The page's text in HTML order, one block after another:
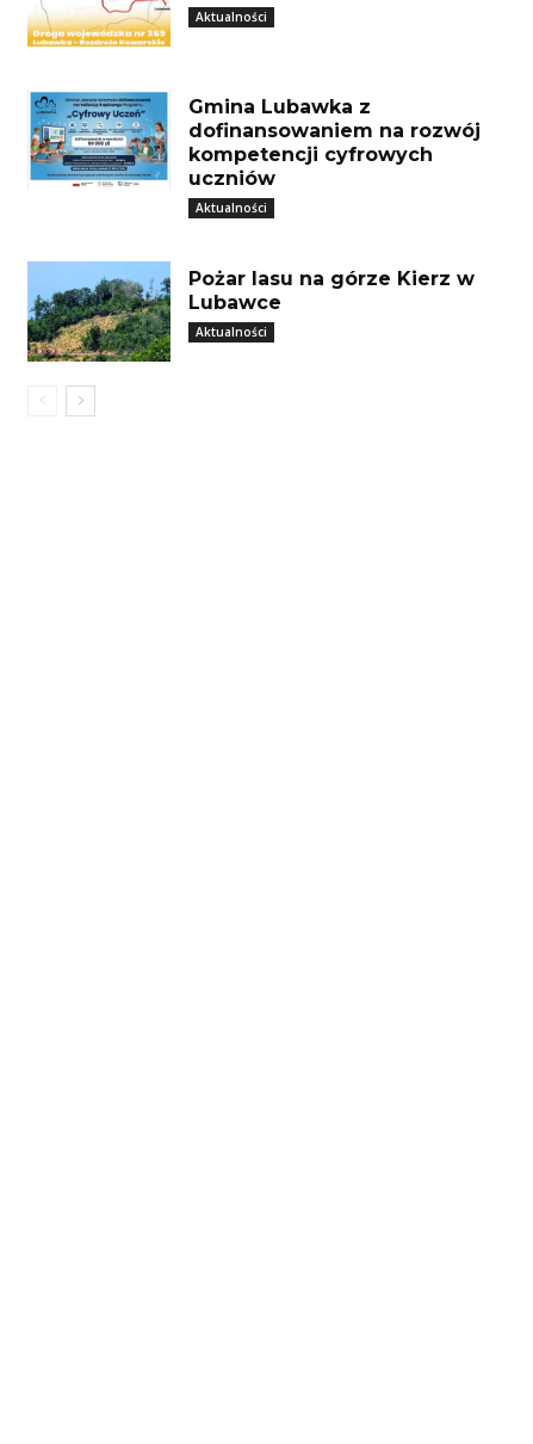
Aktualności
Gmina Lubawka z
dofinansowaniem na rozwój
kompetencji cyfrowych
uczniów
Aktualności
Pożar lasu na górze Kierz w
Lubawce
Aktualności